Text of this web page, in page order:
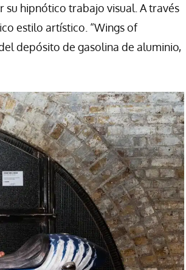
su hipnótico trabajo visual. A través
estilo artístico. “Wings of
depósito de gasolina de aluminio,